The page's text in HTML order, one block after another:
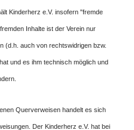
Kinderherz e.V. insofern "fremde
Inhalte ist der Verein nur
(d.h. auch von rechtswidrigen bzw.
und es ihm technisch möglich und
Querverweisen handelt es sich
Der Kinderherz e.V. hat bei